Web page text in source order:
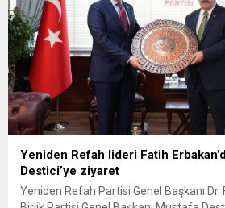
Yeniden Refah lideri Fatih
Destici’ye ziyaret
Yeniden Refah Partisi Genel Başkanı